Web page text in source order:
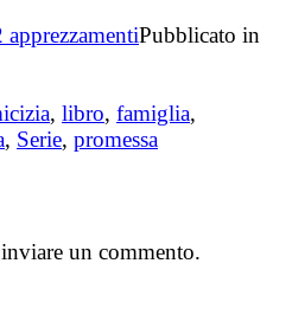
apprezzamentiPubblicato in
, libro, famiglia,
, Serie, promessa
un commento.